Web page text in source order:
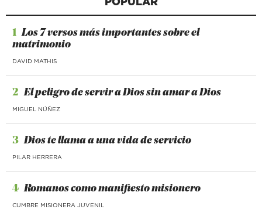
1 Los 7 versos más importantes sobre el
matrimonio
DAVID MATHIS
2 El peligro de servir a Dios sin amar a Dios
MIGUEL NÚÑEZ
3 Dios te llama a una vida de servicio
PILAR HERRERA
4 Romanos como manifiesto misionero
CUMBRE MISIONERA JUVENIL